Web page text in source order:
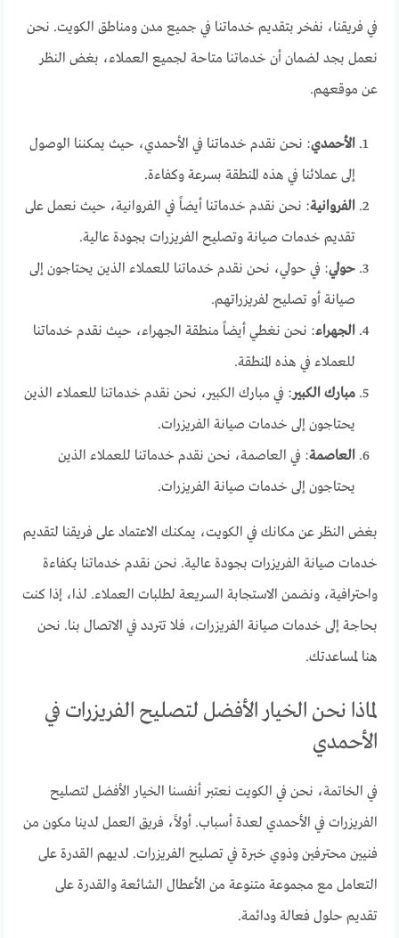
في فريقنا، نفخر بتقديم خدماتنا في جميع مدن ومناطق الكويت. نحن
نعمل بجد لضمان أن خدماتنا متاحة لجميع العملاء، بغض النظر
عن موقعهم.
الأحمدي: نحن نقدم خدماتنا في الأحمدي، حيث يمكننا الوصول
إلى عملائنا في هذه المنطقة بسرعة وكفاءة.
الفروانية: نحن نقدم خدماتنا أيضاً في الفروانية، حيث نعمل على
تقديم خدمات صيانة وتصليح الفريزرات بجودة عالية.
حولي: في حولي، نحن نقدم خدماتنا للعملاء الذين يحتاجون إلى
صيانة أو تصليح لفريزراتهم.
الجهراء: نحن نغطي أيضاً منطقة الجهراء، حيث نقدم خدماتنا
للعملاء في هذه المنطقة.
مبارك الكبير: في مبارك الكبير، نحن نقدم خدماتنا للعملاء الذين
يحتاجون إلى خدمات صيانة الفريزرات.
العاصمة: في العاصمة، نحن نقدم خدماتنا للعملاء الذين
يحتاجون إلى خدمات صيانة الفريزرات.
بغض النظر عن مكانك في الكويت، يمكنك الاعتماد على فريقنا لتقديم
خدمات صيانة الفريزرات بجودة عالية. نحن نقدم خدماتنا بكفاءة
واحترافية، ونضمن الاستجابة السريعة لطلبات العملاء. لذا، إذا كنت
بحاجة إلى خدمات صيانة الفريزرات، فلا تتردد في الاتصال بنا. نحن
هنا لمساعدتك.
لماذا نحن الخيار الأفضل لتصليح الفريزرات في
الأحمدي
في الخاتمة، نحن في الكويت نعتبر أنفسنا الخيار الأفضل لتصليح
الفريزرات في الأحمدي لعدة أسباب. أولاً، فريق العمل لدينا مكون من
فنيين محترفين وذوي خبرة في تصليح الفريزرات. لديهم القدرة على
التعامل مع مجموعة متنوعة من الأعطال الشائعة والقدرة على
تقديم حلول فعالة ودائمة.